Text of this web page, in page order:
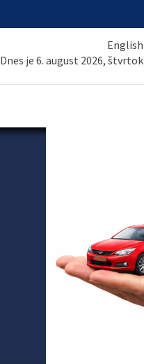
English
Dnes je 6. august 2026, štvrtok